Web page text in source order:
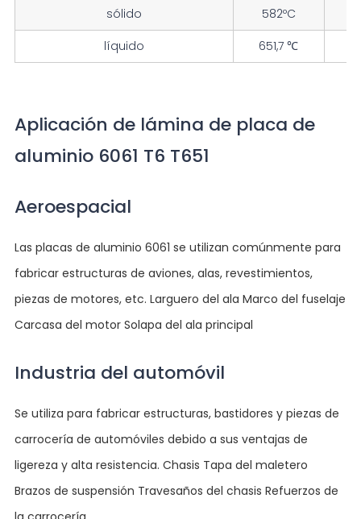
sólido
582ºC
líquido
651,7 ℃
Aplicación de lámina de placa de
aluminio 6061 T6 T651
Aeroespacial
Las placas de aluminio 6061 se utilizan comúnmente para
fabricar estructuras de aviones, alas, revestimientos,
piezas de motores, etc. Larguero del ala Marco del fuselaje
Carcasa del motor Solapa del ala principal
Industria del automóvil
Se utiliza para fabricar estructuras, bastidores y piezas de
carrocería de automóviles debido a sus ventajas de
ligereza y alta resistencia. Chasis Tapa del maletero
Brazos de suspensión Travesaños del chasis Refuerzos de